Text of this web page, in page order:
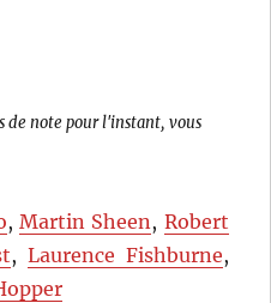
de note pour l'instant, vous
,Martin Sheen, Robert
, Laurence Fishburne,